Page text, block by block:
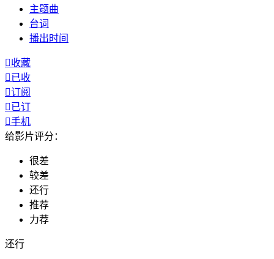
主题曲
台词
播出时间
收藏
已收
订阅
已订
手机
给影片评分：
很差
较差
还行
推荐
力荐
还行